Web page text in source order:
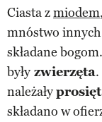
Ciasta zmiodem
mnóstwo innych
składane
były zwierzęta
należały
składano w